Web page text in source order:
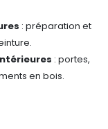
: préparation et
: portes,
en bois.